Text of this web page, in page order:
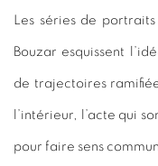
Les séries de
Bouzar esquissent
de trajectoires
l’intérieur, l’acte qui
pour faire sens commun.